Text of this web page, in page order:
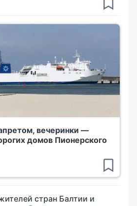
вечеринки —
домов Пионерского
стран Балтии и